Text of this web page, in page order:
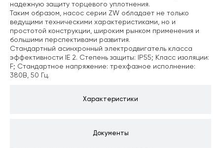
Характеристики
Документы
надежную защиту торцевого уплотнения.
Таким образом, насос серии ZW обладает не только
ведущими техническими характеристиками, но и
простотой конструкции, широким рынком применения и
большими перспективами развития.
Стандартный асинхронный электродвигатель класса
эффективности IE 2. Степень защиты: IP55; Класс изоляции:
F; Стандартное напряжение: трехфазное исполнение:
380В, 50 Гц.